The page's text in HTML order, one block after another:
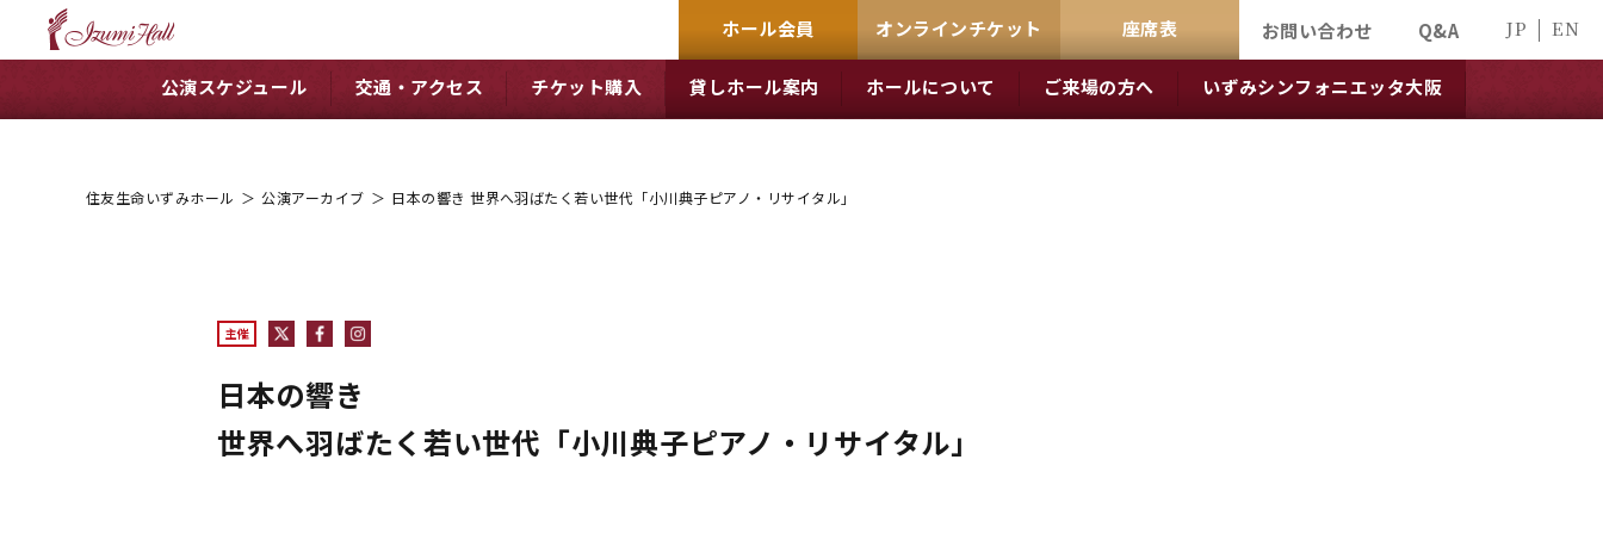
ホール会員 オンラインチケット 座席表 お問い合わせ Q&A JP EN
公演スケジュール 交通・アクセス チケット購入 貸しホール案内 ホールについて ご来場の方へ いずみシンフォニエッタ大阪
住友生命いずみホール ＞ 公演アーカイブ ＞ 日本の響き 世界へ羽ばたく若い世代「小川典子ピアノ・リサイタル」
主催
日本の響き
世界へ羽ばたく若い世代「小川典子ピアノ・リサイタル」